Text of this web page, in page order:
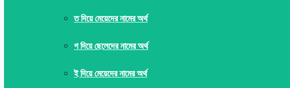
ত দিয়ে মেয়েদের নামের অর্থ
গ দিয়ে ছেলেদের নামের অর্থ
ই দিয়ে মেয়েদের নামের অর্থ